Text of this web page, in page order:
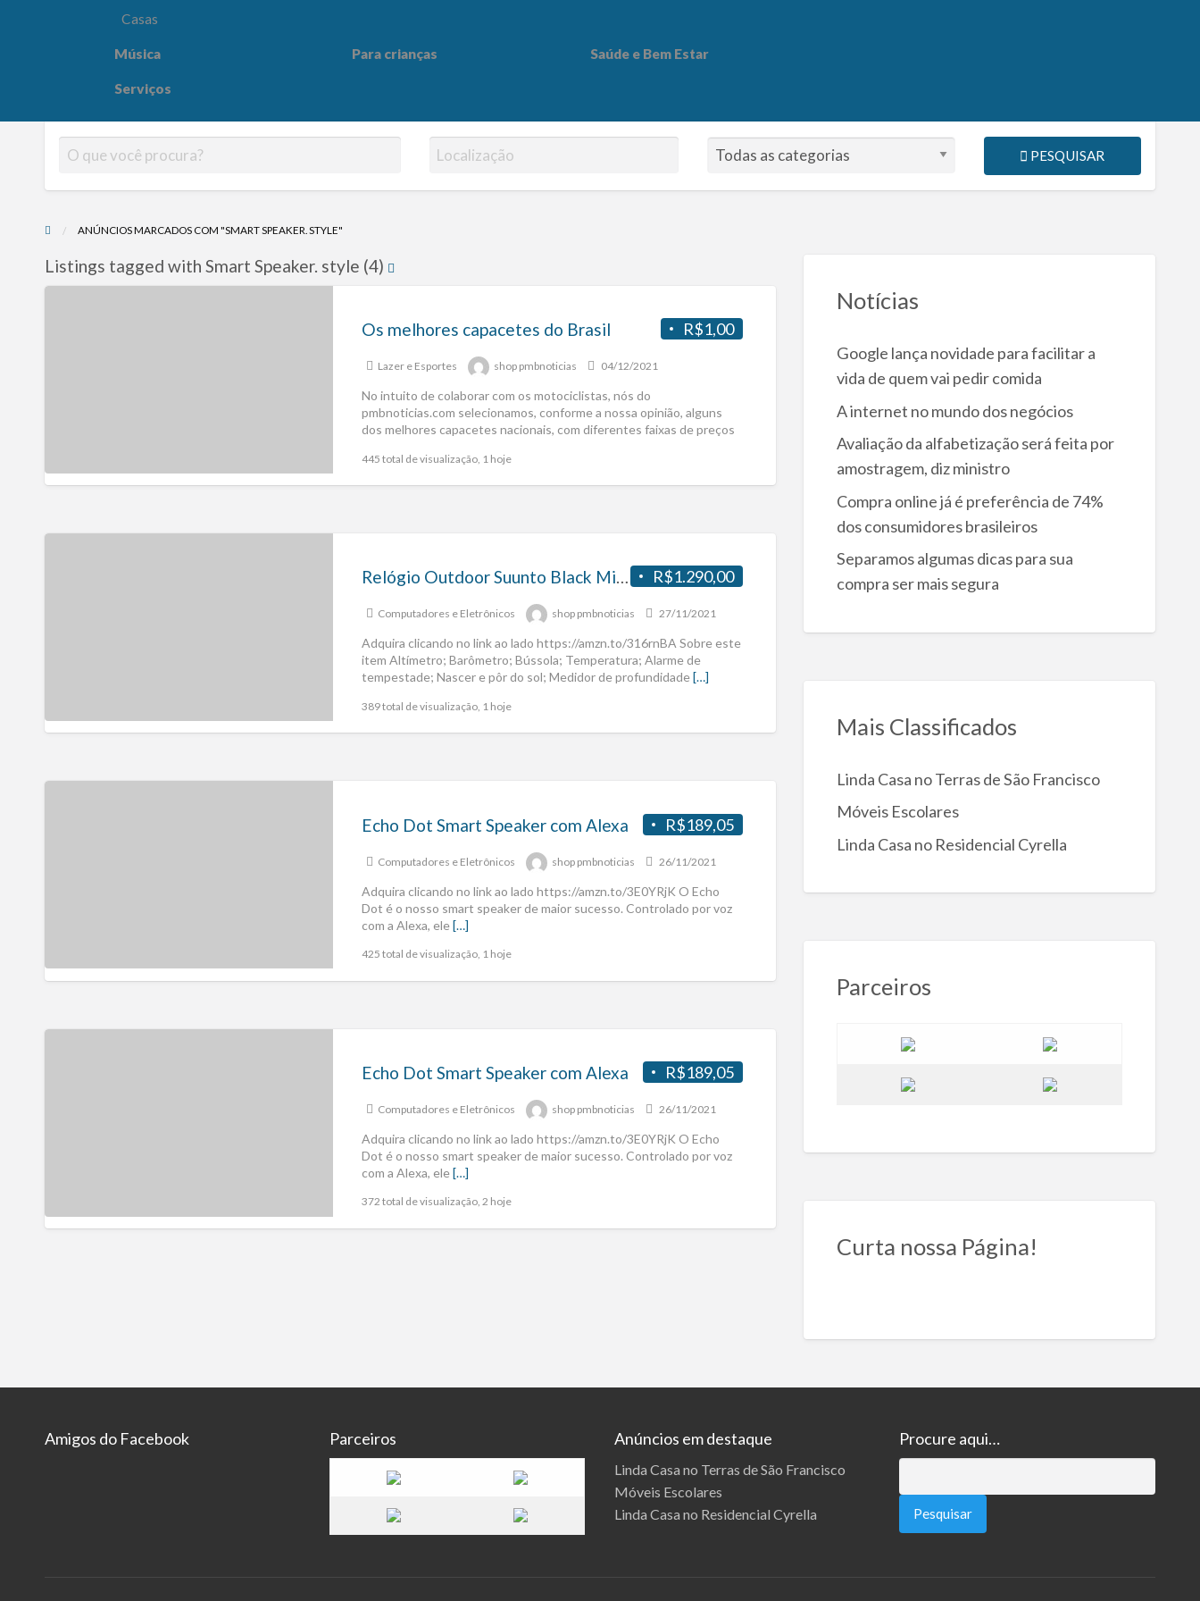
Casas
Música Para crianças Saúde e Bem Estar
Serviços
PESQUISAR
ANÚNCIOS MARCADOS COM "SMART SPEAKER. STYLE"
Listings tagged with Smart Speaker. style (4)
R$1,00
Os melhores capacetes do Brasil
Lazer e Esportes shop pmbnoticias 04/12/2021
No intuito de colaborar com os motociclistas, nós do
pmbnoticias.com selecionamos, conforme a nossa opinião, alguns
dos melhores capacetes nacionais, com diferentes faixas de preços
445 total de visualização, 1 hoje
R$1.290,00
Relógio Outdoor Suunto Black Military
Computadores e Eletrônicos shop pmbnoticias 27/11/2021
Adquira clicando no link ao lado https://amzn.to/316rnBA Sobre este
item Altímetro; Barômetro; Bússola; Temperatura; Alarme de
tempestade; Nascer e pôr do sol; Medidor de profundidade[…]
389 total de visualização, 1 hoje
R$189,05
Echo Dot Smart Speaker com Alexa
Computadores e Eletrônicos shop pmbnoticias 26/11/2021
Adquira clicando no link ao lado https://amzn.to/3E0YRjK O Echo
Dot é o nosso smart speaker de maior sucesso. Controlado por voz
com a Alexa, ele[…]
425 total de visualização, 1 hoje
R$189,05
Echo Dot Smart Speaker com Alexa
Computadores e Eletrônicos shop pmbnoticias 26/11/2021
Adquira clicando no link ao lado https://amzn.to/3E0YRjK O Echo
Dot é o nosso smart speaker de maior sucesso. Controlado por voz
com a Alexa, ele[…]
372 total de visualização, 2 hoje
Notícias
Google lança novidade para facilitar a
vida de quem vai pedir comida
A internet no mundo dos negócios
Avaliação da alfabetização será feita por
amostragem, diz ministro
Compra online já é preferência de 74%
dos consumidores brasileiros
Separamos algumas dicas para sua
compra ser mais segura
Mais Classificados
Linda Casa no Terras de São Francisco
Móveis Escolares
Linda Casa no Residencial Cyrella
Parceiros
Curta nossa Página!
Amigos do Facebook Parceiros Anúncios em destaque
Linda Casa no Terras de São Francisco
Móveis Escolares
Linda Casa no Residencial Cyrella
Procure aqui…
por: